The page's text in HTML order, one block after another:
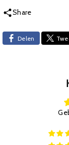
Share
Delen